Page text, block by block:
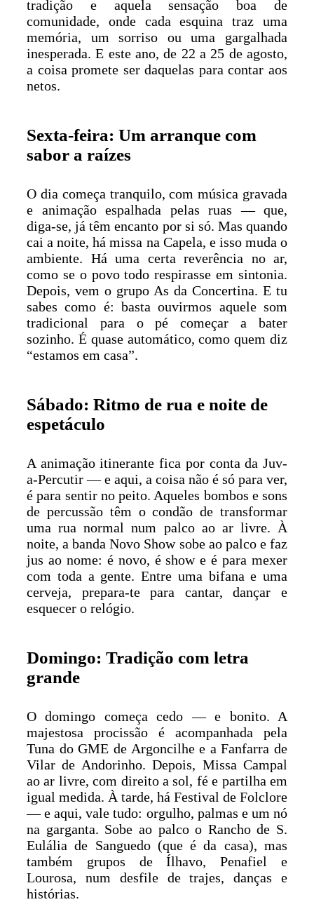
tradição e aquela sensação boa de
comunidade, onde cada esquina traz uma
memória, um sorriso ou uma gargalhada
inesperada. E este ano, de 22 a 25 de agosto,
a coisa promete ser daquelas para contar aos
netos.
Sexta-feira: Um arranque com
sabor a raízes
O dia começa tranquilo, com música gravada
e animação espalhada pelas ruas — que,
diga-se, já têm encanto por si só. Mas quando
cai a noite, há missa na Capela, e isso muda o
ambiente. Há uma certa reverência no ar,
como se o povo todo respirasse em sintonia.
Depois, vem o grupo As da Concertina. E tu
sabes como é: basta ouvirmos aquele som
tradicional para o pé começar a bater
sozinho. É quase automático, como quem diz
“estamos em casa”.
Sábado: Ritmo de rua e noite de
espetáculo
A animação itinerante fica por conta da Juv-
a-Percutir — e aqui, a coisa não é só para ver,
é para sentir no peito. Aqueles bombos e sons
de percussão têm o condão de transformar
uma rua normal num palco ao ar livre. À
noite, a banda Novo Show sobe ao palco e faz
jus ao nome: é novo, é show e é para mexer
com toda a gente. Entre uma bifana e uma
cerveja, prepara-te para cantar, dançar e
esquecer o relógio.
Domingo: Tradição com letra
grande
O domingo começa cedo — e bonito. A
majestosa procissão é acompanhada pela
Tuna do GME de Argoncilhe e a Fanfarra de
Vilar de Andorinho. Depois, Missa Campal
ao ar livre, com direito a sol, fé e partilha em
igual medida. À tarde, há Festival de Folclore
— e aqui, vale tudo: orgulho, palmas e um nó
na garganta. Sobe ao palco o Rancho de S.
Eulália de Sanguedo (que é da casa), mas
também grupos de Ílhavo, Penafiel e
Lourosa, num desfile de trajes, danças e
histórias.